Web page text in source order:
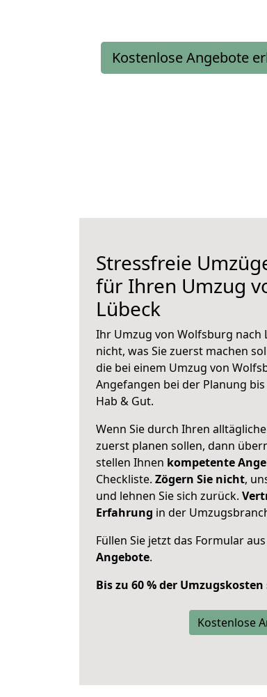
Kostenlose Angebote
Stressfreie
für Ihren Umzug
Lübeck
Ihr Umzug von Wolfsburg nach
nicht, was Sie zuerst machen
die bei einem Umzug von
Angefangen bei der Planung
Hab & Gut.
Wenn Sie durch Ihren
zuerst planen sollen, dann
stellen Ihnen kompetente
Checkliste. Zögern Sie nicht,
und lehnen Sie sich zurück.
Erfahrung in der
Füllen Sie jetzt das Formular
Angebote.
Bis zu 60 % der
Kostenlose